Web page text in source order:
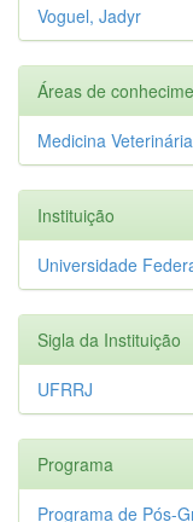
Voguel, Jadyr
Áreas de
Medicina Veterinária
Instituição
Universidade
Sigla da Instituição
UFRRJ
Programa
Programa de Pós-